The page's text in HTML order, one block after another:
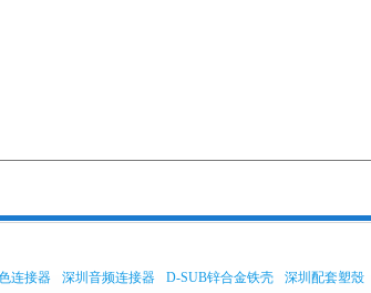
连接器 深圳音频连接器 D-SUB锌合金铁壳 深圳配套塑殼